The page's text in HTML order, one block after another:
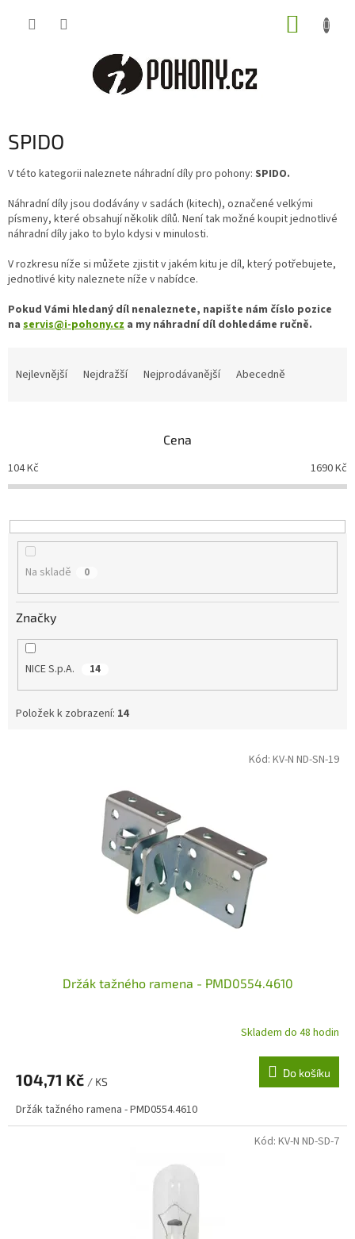
SPIDO
V této kategorii naleznete náhradní díly pro pohony: SPIDO.
Náhradní díly jsou dodávány v sadách (kitech), označené velkými
písmeny, které obsahují několik dílů. Není tak možné koupit jednotlivé
náhradní díly jako to bylo kdysi v minulosti.
V rozkresu níže si můžete zjistit v jakém kitu je díl, který potřebujete,
jednotlivé kity naleznete níže v nabídce.
Pokud Vámi hledaný díl nenaleznete, napište nám číslo pozice
na servis@i-pohony.cz a my náhradní díl dohledáme ručně.
p
r
o
u
Nejlevnější Nejdražší Nejprodávanější Abecedně
Cena
104Kč 1690Kč
Na skladě 0
Značky
NICE S.p.A. 14
Položek k zobrazení: 14
Držák tažného ramena - PMD0554.4610
Skladem do 48 hodin
104,71 Kč / KS
Do košíku
Držák tažného ramena - PMD0554.4610
Kód: KV-N ND-SN-19
Kód: KV-N ND-SD-7